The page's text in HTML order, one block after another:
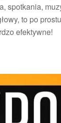
spotkania,
to po
efektywne!